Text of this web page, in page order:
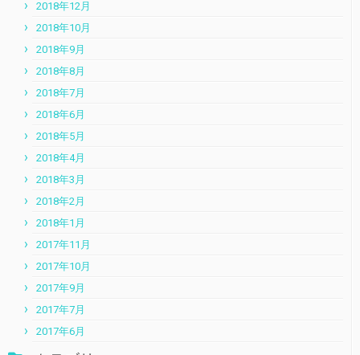
2018年12月
2018年10月
2018年9月
2018年8月
2018年7月
2018年6月
2018年5月
2018年4月
2018年3月
2018年2月
2018年1月
2017年11月
2017年10月
2017年9月
2017年7月
2017年6月